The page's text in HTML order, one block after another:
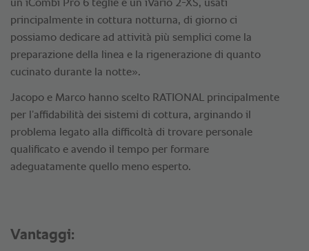
un iCombi Pro 6 teglie e un iVario 2-XS, usati
principalmente in cottura notturna, di giorno ci
possiamo dedicare ad attività più semplici come la
preparazione della linea e la rigenerazione di quanto
cucinato durante la notte».
Jacopo e Marco hanno scelto RATIONAL principalmente
per l’affidabilità dei sistemi di cottura, arginando il
problema legato alla difficoltà di trovare personale
qualificato e avendo il tempo per formare
adeguatamente quello meno esperto.
Vantaggi: